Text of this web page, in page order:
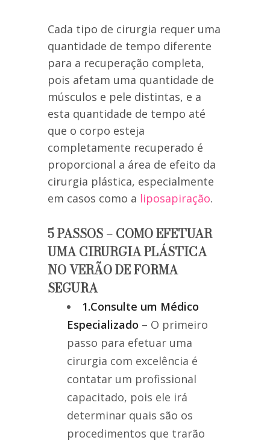
Cada tipo de cirurgia requer uma
quantidade de tempo diferente
para a recuperação completa,
pois afetam uma quantidade de
músculos e pele distintas, e a
esta quantidade de tempo até
que o corpo esteja
completamente recuperado é
proporcional a área de efeito da
cirurgia plástica, especialmente
em casos como a liposapiração.
5 PASSOS – COMO EFETUAR
UMA CIRURGIA PLÁSTICA
NO VERÃO DE FORMA
SEGURA
1.Consulte um Médico
Especializado – O primeiro
passo para efetuar uma
cirurgia com excelência é
contatar um profissional
capacitado, pois ele irá
determinar quais são os
procedimentos que trarão